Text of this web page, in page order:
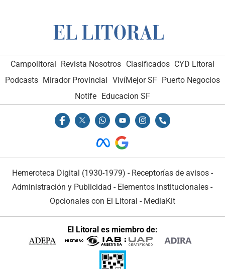
Campolitoral Revista Nosotros Clasificados CYD Litoral
Podcasts Mirador Provincial VivíMejor SF Puerto Negocios
Notife Educacion SF
Hemeroteca Digital (1930-1979) - Receptorías de avisos -
Administración y Publicidad - Elementos institucionales -
Opcionales con El Litoral - MediaKit
El Litoral es miembro de: